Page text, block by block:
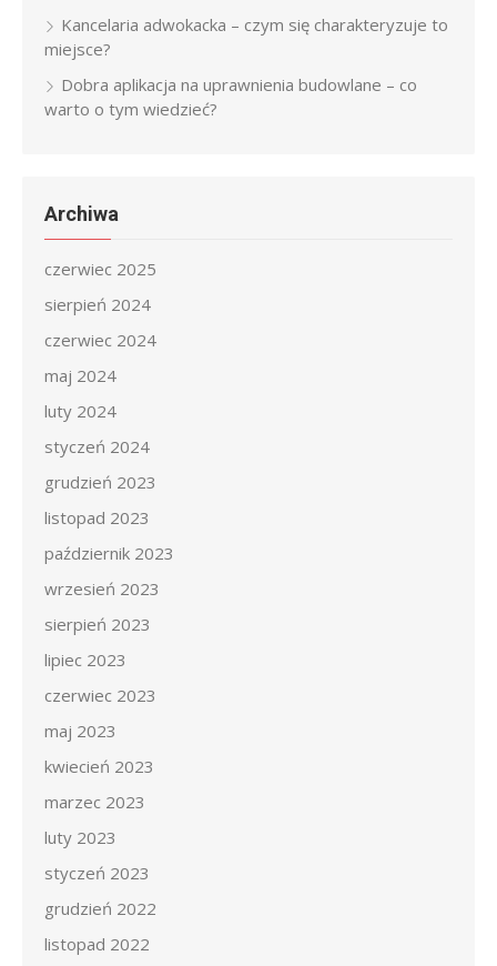
Kancelaria adwokacka – czym się charakteryzuje to
miejsce?
Dobra aplikacja na uprawnienia budowlane – co
warto o tym wiedzieć?
Archiwa
czerwiec 2025
sierpień 2024
czerwiec 2024
maj 2024
luty 2024
styczeń 2024
grudzień 2023
listopad 2023
październik 2023
wrzesień 2023
sierpień 2023
lipiec 2023
czerwiec 2023
maj 2023
kwiecień 2023
marzec 2023
luty 2023
styczeń 2023
grudzień 2022
listopad 2022